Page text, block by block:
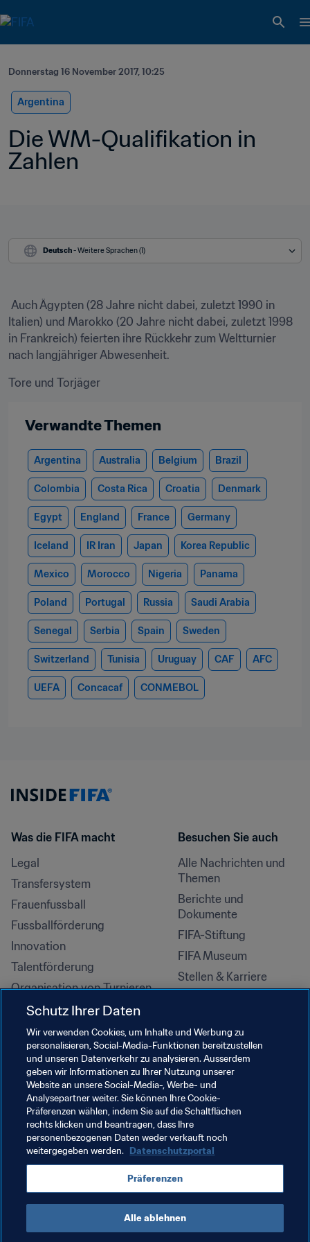
Donnerstag 16 November 2017, 10:25
Argentina
Die WM-Qualifikation in
Zahlen
Deutsch - Weitere Sprachen (1)
Italien) und Marokko (20 Jahre nicht dabei, zuletzt 1998
in Frankreich) feierten ihre Rückkehr zum Weltturnier
nach langjähriger Abwesenheit.
Tore und Torjäger
Verwandte Themen
Argentina Australia Belgium Brazil
Colombia Costa Rica Croatia Denmark
Egypt England France Germany
Iceland IR Iran Japan Korea Republic
Mexico Morocco Nigeria Panama
Poland Portugal Russia Saudi Arabia
Senegal Serbia Spain Sweden
Switzerland Tunisia Uruguay CAF AFC
UEFA Concacaf CONMEBOL
Was die FIFA macht
Legal
Transfersystem
Frauenfussball
Fussballförderung
Innovation
Talentförderung
Organisation von Turnieren
Nachhaltigkeit
Menschenrechte und
Antidiskriminierung
Gesundheit und Medizin
Bildungsinitiativen
Besuchen Sie auch
Alle Nachrichten und
Themen
Berichte und
Dokumente
FIFA-Stiftung
FIFA Museum
Stellen & Karriere
Schutz Ihrer Daten
Wir verwenden Cookies, um Inhalte und Werbung zu
personalisieren, Social-Media-Funktionen bereitzustellen
und unseren Datenverkehr zu analysieren. Ausserdem
geben wir Informationen zu Ihrer Nutzung unserer
Website an unsere Social-Media-, Werbe- und
Analysepartner weiter. Sie können Ihre Cookie-
Präferenzen wählen, indem Sie auf die Schaltflächen
rechts klicken und beantragen, dass Ihre
personenbezogenen Daten weder verkauft noch
weitergegeben werden. Datenschutzportal
Präferenzen
Alle ablehnen